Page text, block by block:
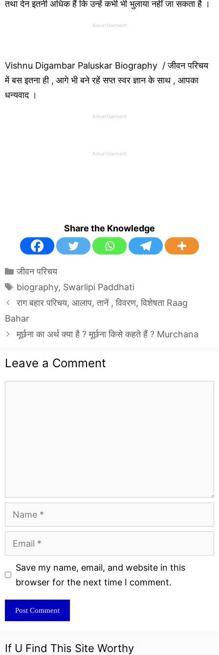
तथा देन इतनी अधिक हैं कि उन्हें कभी भी भुलाया नहीं जा सकता है ।
Advertisement
Vishnu Digambar Paluskar Biography / जीवन परिचय
में बस इतना ही , आगे भी बने रहें सप्त स्वर ज्ञान के साथ , आपका
धन्यवाद ।
Advertisement
Advertisement
Share the Knowledge
Categories
जीवन परिचय
Tags
biography, Swarlipi Paddhati
राग बहार परिचय, आलाप, तानें , विवरण, विशेषता Raag
Bahar
मूर्छना का अर्थ क्या है ? मूर्छना किसे कहते हैं ? Murchana
Leave a Comment
Name
Email
Website
Save my name, email, and website in this
browser for the next time I comment.
If U Find This Site Worthy